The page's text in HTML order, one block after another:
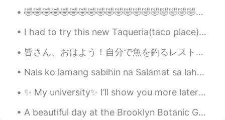
@Eric Santanaobrigado!!!!
Eric Santana 2019.09.13 19:51
PT EN
Parabéns!! Você é o cara!
Brésilien 2019.09.13 18:02
🤣🤣🤣🤣🤣🤣🤣🤣🤣🤣🤣🤣🤣🤣🤣🤣🤣🤣🤣🤣🤣🤣🤣🤣🤣🤣🤣🤣🤣🤣🤣🤣🤣🤣🤣🤣🤣🤣🤣🤣🤣🤣🤣🤣🤣🤣🤣🤣🤣🤣🤣🤣🤣🤣🤣🤣🤣🤣🤣🤣🤣🤣🤣🤣🤣🤣🤣🤣🤣🤣
I had to try this new Taqueria(taco place) and I loved it!! Who wouldn't want pink tacos! 💕🌮 And ...
皆さん、おはよう！自分で魚を釣るレストランに行ったことがありますか？2週間前、友達と渋谷でざうおに行きました。最初、あんまり行きたくなかったです。理由は、何回釣りに行ったのに、全然魚を釣ったこと...
Nais ko lamang sabihin na Salamat sa lahat ng aking mga kaibigan sa Pilipinas ikaw ang ilan sa pi...
✨ My university✨ I’ll show you more later ^^ Yes, it’s winter but no snow. It’s sunny and warm☀...
A beautiful day at the Brooklyn Botanic Gardens. It was really hot and humid today but being arou...